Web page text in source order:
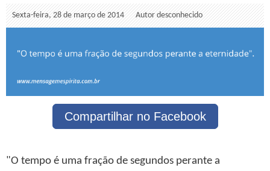
Sexta-feira, 28 de março de 2014 Autor desconhecido
Compartilhar no Facebook
"O tempo é uma fração de segundos perante a